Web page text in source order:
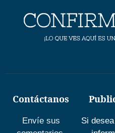
Contáctanos
Envíe sus
Si